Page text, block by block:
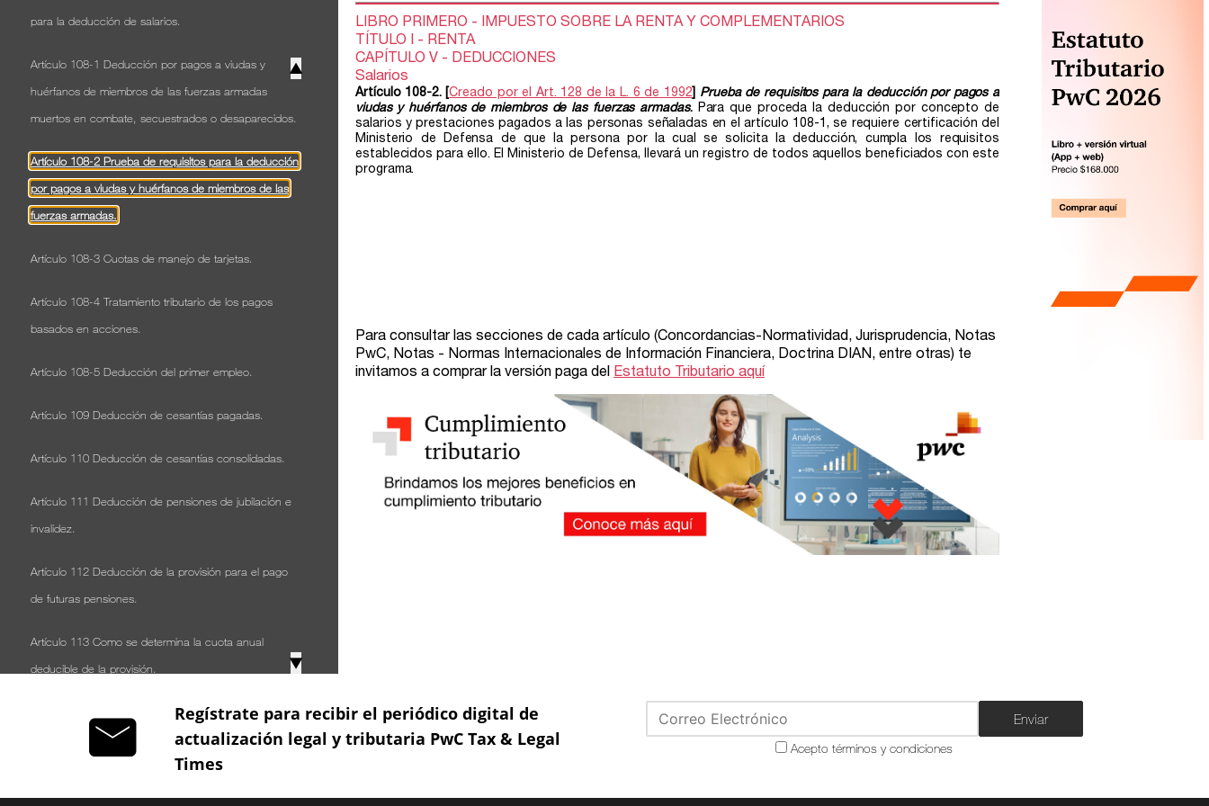
▲
▼
para la deducción de salarios.
Artículo 108-1 Deducción por pagos a viudas y
huérfanos de miembros de las fuerzas armadas
muertos en combate, secuestrados o desaparecidos.
Artículo 108-2 Prueba de requisitos para la deducción
por pagos a viudas y huérfanos de miembros de las
fuerzas armadas.
Artículo 108-3 Cuotas de manejo de tarjetas.
Artículo 108-4 Tratamiento tributario de los pagos
basados en acciones.
Artículo 108-5 Deducción del primer empleo.
Artículo 109 Deducción de cesantías pagadas.
Artículo 110 Deducción de cesantías consolidadas.
Artículo 111 Deducción de pensiones de jubilación e
invalidez.
Artículo 112 Deducción de la provisión para el pago
de futuras pensiones.
Artículo 113 Como se determina la cuota anual
deducible de la provisión.
Artículo 114 Deducción de aportes.
Artículo 114-1 Exoneración de Aportes.
Artículo 115 Deducción de impuestos pagados y otros
Regístrate para recibir el periódico digital de
actualización legal y tributaria PwC Tax & Legal
Times
Enviar
Acepto términos y condiciones